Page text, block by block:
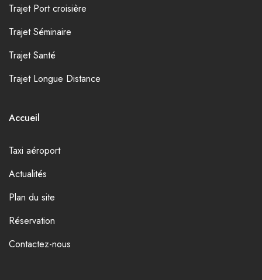
Trajet Port croisière
Trajet Séminaire
Trajet Santé
Trajet Longue Distance
Accueil
Taxi aéroport
Actualités
Plan du site
Réservation
Contactez-nous